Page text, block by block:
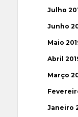
Julho
Junho
Maio
Abril
Março
Janeiro